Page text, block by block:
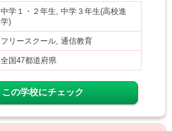
中学１・２年生, 中学３年生(高校進
学)
フリースクール, 通信教育
全国47都道府県
この学校にチェック